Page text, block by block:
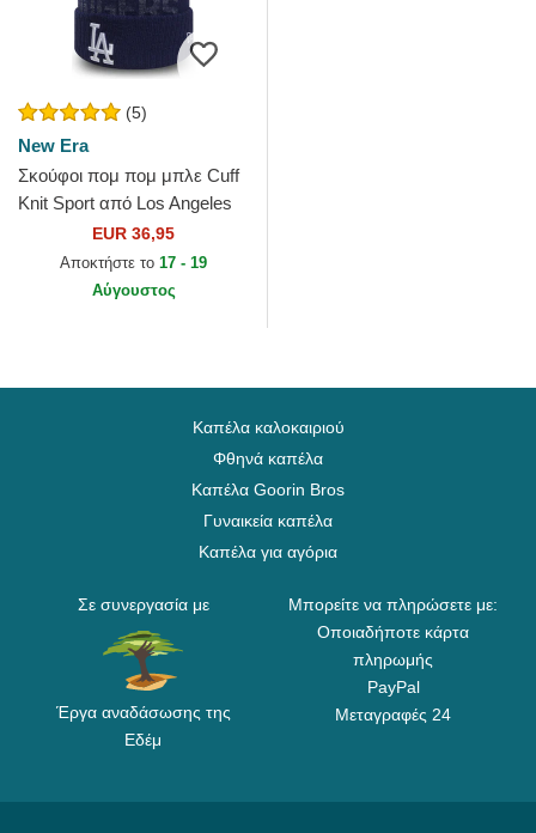
(5)
New Era
Σκούφοι πομ πομ μπλε Cuff
Knit Sport από Los Angeles
Dodgers MLB από New Era
EUR 36,95
Αποκτήστε το 17 - 19
Αύγουστος
Καπέλα καλοκαιριού
Φθηνά καπέλα
Καπέλα Goorin Bros
Γυναικεία καπέλα
Καπέλα για αγόρια
Σε συνεργασία με
Έργα αναδάσωσης της
Εδέμ
Μπορείτε να πληρώσετε με:
Οποιαδήποτε κάρτα
πληρωμής
PayPal
Μεταγραφές 24